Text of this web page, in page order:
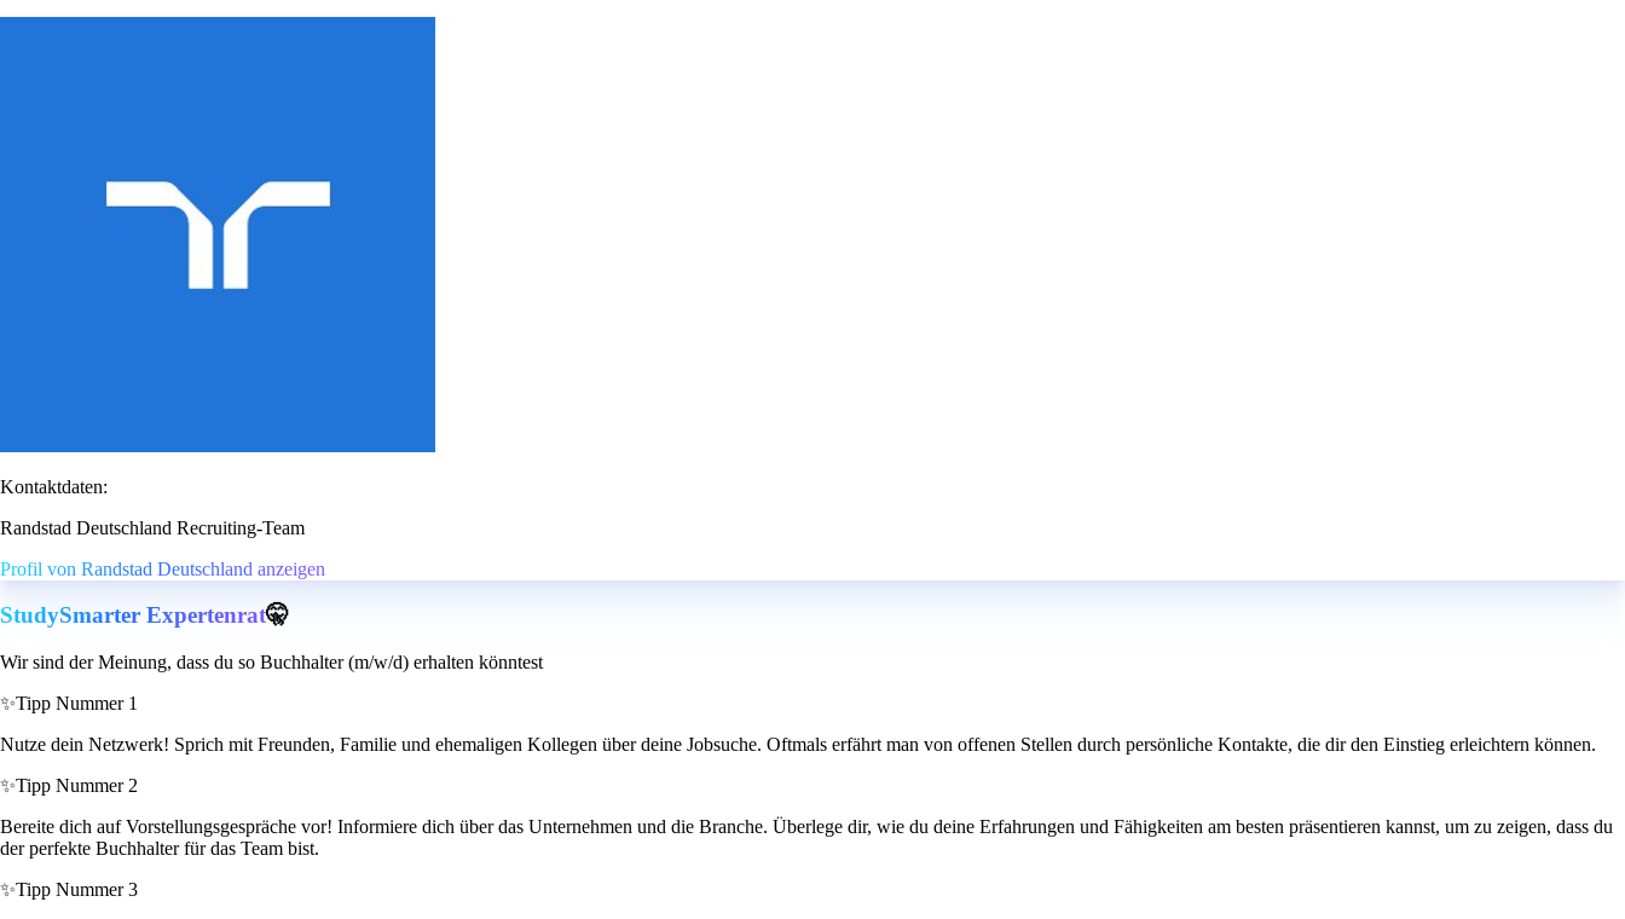
Kontaktdaten:
Randstad Deutschland Recruiting-Team
Profil von Randstad Deutschland anzeigen
StudySmarter Expertenrat🤫
Wir sind der Meinung, dass du so Buchhalter (m/w/d) erhalten könntest
✨Tipp Nummer 1
Nutze dein Netzwerk! Sprich mit Freunden, Familie und ehemaligen Kollegen über deine Jobsuche. Oftmals erfährt man von offenen Stellen durch persönliche Kontakte, die dir den Einstieg erleichtern können.
✨Tipp Nummer 2
Bereite dich auf Vorstellungsgespräche vor! Informiere dich über das Unternehmen und die Branche. Überlege dir, wie du deine Erfahrungen und Fähigkeiten am besten präsentieren kannst, um zu zeigen, dass du
der perfekte Buchhalter für das Team bist.
✨Tipp Nummer 3